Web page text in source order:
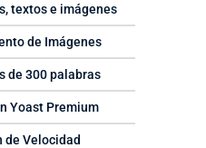
textos e imágenes
de Imágenes
de 300 palabras
Yoast Premium
de Velocidad